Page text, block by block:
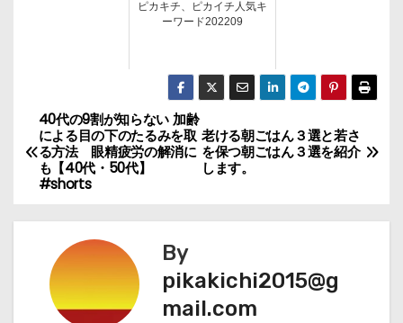
ピカキチ、ピカイチ人気キ
ーワード202209
投
稿
ゲ
老ける朝ごはん３選と若さ
を保つ朝ごはん３選を紹介
します。
40代の9割が知らない 加齢
による目の下のたるみを取
る方法 眼精疲労の解消に
も【40代・50代】
#shorts
By
pikakichi2015@g
mail.com